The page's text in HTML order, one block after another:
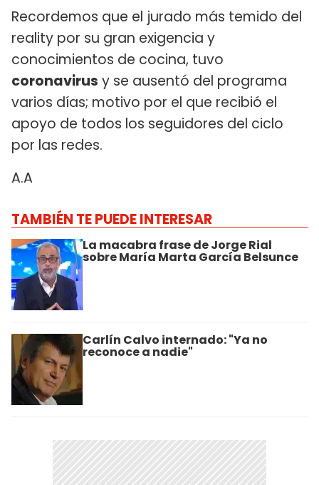
Recordemos que el jurado más temido del
reality por su gran exigencia y
conocimientos de cocina, tuvo
coronavirus y se ausentó del programa
varios días; motivo por el que recibió el
apoyo de todos los seguidores del ciclo
por las redes.
A.A
TAMBIÉN TE PUEDE INTERESAR
La macabra frase de Jorge Rial
sobre María Marta García Belsunce
Carlín Calvo internado: "Ya no
reconoce a nadie"